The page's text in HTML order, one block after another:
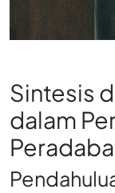
Sintesis
dalam